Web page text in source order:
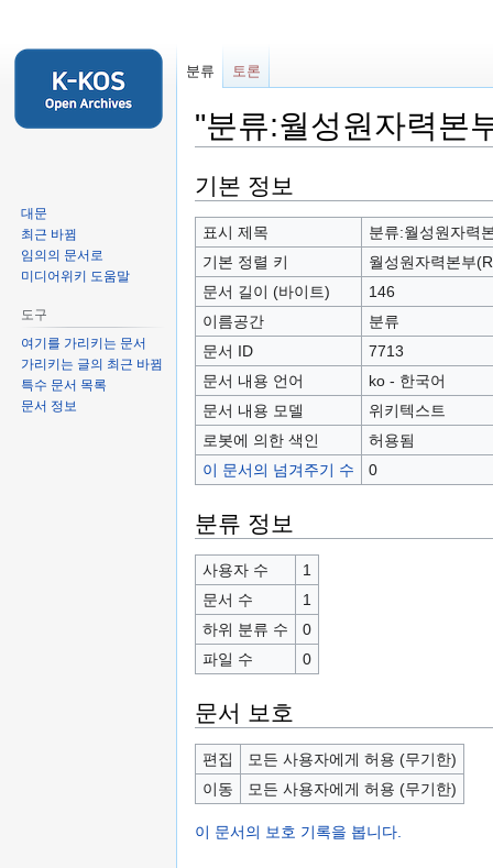
"분류:월성원자력본
둘
러
보
기
로
가
기
검
색
하
러
가
기
기본 정보
표시 제목
분류:월성원자력
기본 정렬 키
월성원자력본부
문서 길이 (바이트)
146
이름공간
분류
문서 ID
7713
문서 내용 언어
ko - 한국어
문서 내용 모델
위키텍스트
로봇에 의한 색인
허용됨
이 문서의 넘겨주기 수
0
분류 정보
사용자 수
1
문서 수
1
하위 분류 수
0
파일 수
0
문서 보호
편집
모든 사용자에게 허용 (무기한)
이동
모든 사용자에게 허용 (무기한)
이 문서의 보호 기록을 봅니다.
분류 토론
대문
최근 바뀜
임의의 문서로
미디어위키 도움말
도구
여기를 가리키는 문서
가리키는 글의 최근 바뀜
특수 문서 목록
문서 정보